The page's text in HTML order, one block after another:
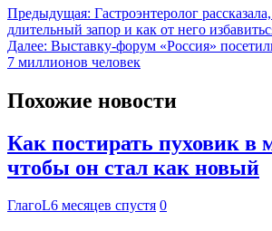
Предыдущая: Гастроэнтеролог
длительный запор и как от него
Далее: Выставку-форум «Россия»
7 миллионов человек
Похожие новости
Как постирать пуховик в
чтобы он стал как новый
ГлагоL6 месяцев спустя 0